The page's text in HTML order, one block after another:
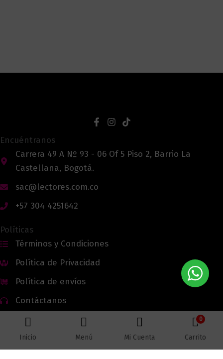
Encuéntranos
Carrera 49 A Nº 93 - 06 Of 5 Piso 2, Barrio La
Castellana, Bogotá.
sac@lectores.com.co
+57 304 4251642
Políticas
Términos y Condiciones
Política de Privacidad
Política de envíos
Contáctanos
Todos los derechos reservados © 2026 Lectores.co |
Inicio Menú Mi Cuenta
0
Carrito